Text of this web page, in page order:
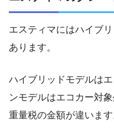
エスティマにはハイブ
あります。
ハイブリッドモデルは
ンモデルはエコカー対
重量税の金額が違います